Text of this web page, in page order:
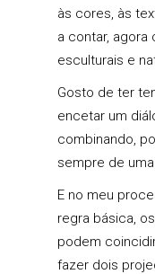
às cores, às
a contar, agora
esculturais e
Gosto de ter
encetar um
combinando,
sempre de
E no meu
regra básica,
podem
fazer dois